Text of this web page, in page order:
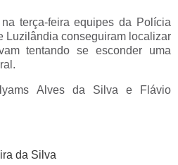
terça-feira equipes da Polícia
Luzilândia conseguiram localizar
tentando se esconder uma
Alves da Silva e Flávio
da Silva